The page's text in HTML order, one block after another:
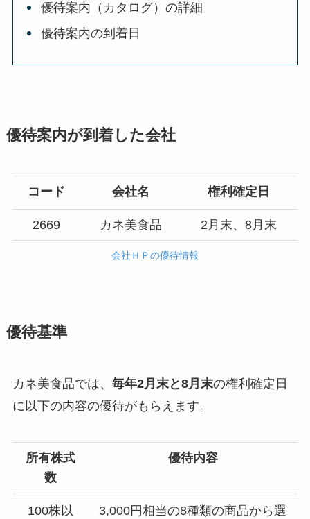
優待案内（カタログ）の詳細
優待案内の到着日
優待案内が到着した会社
コード 会社名 権利確定日
2669 カネ美食品 2月末、8月末
会社ＨＰの優待情報
優待基準
カネ美食品では、 毎年2月末と8月末の権利確定日
に以下の内容の優待がもらえます。
所有株式
数
優待内容
100株以
3,000円相当の8種類の商品から選